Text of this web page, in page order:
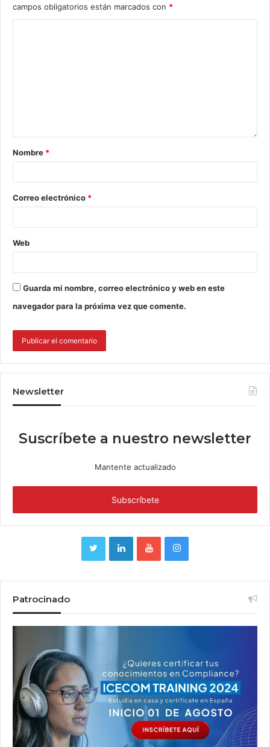
campos obligatorios están marcados con *
Nombre *
Correo electrónico *
Web
Guarda mi nombre, correo electrónico y web en este
navegador para la próxima vez que comente.
Newsletter
Suscríbete a nuestro newsletter
Mantente actualizado
Patrocinado